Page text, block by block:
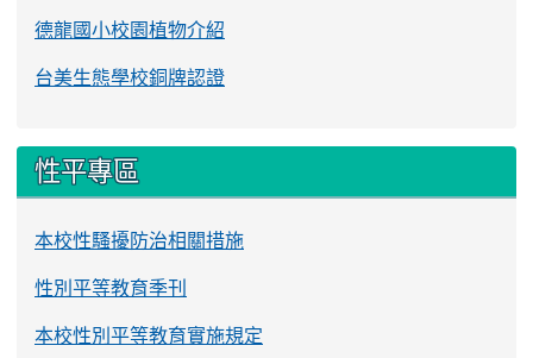
德龍國小校園植物介紹
台美生態學校銅牌認證
性平專區
本校性騷擾防治相關措施
性別平等教育季刊
本校性別平等教育實施規定